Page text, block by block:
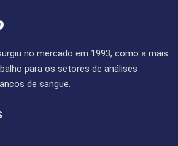
no mercado em 1993, como a mais
para os setores de análises
de sangue.